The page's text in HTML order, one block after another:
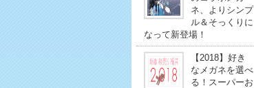
ネ、よりシンプ
ル＆そっくりに
なって新登場！
【2018】好き
なメガネを選べ
る！スーパーお